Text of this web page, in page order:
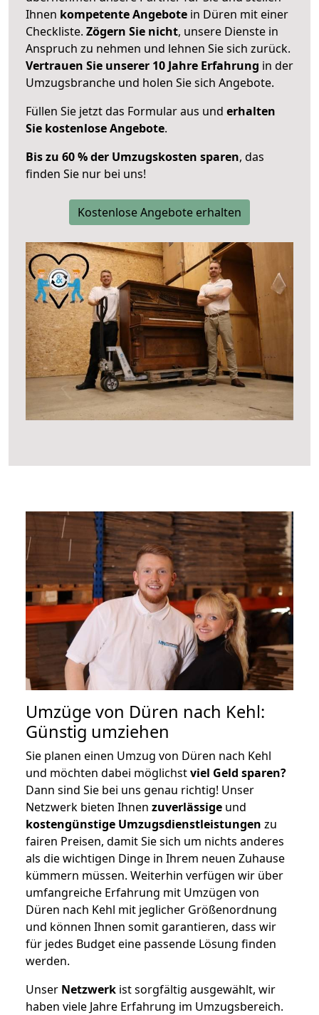
Ihnen kompetente Angebote in Düren mit einer
Checkliste. Zögern Sie nicht, unsere Dienste in
Anspruch zu nehmen und lehnen Sie sich zurück.
Vertrauen Sie unserer 10 Jahre Erfahrung in der
Umzugsbranche und holen Sie sich Angebote.
Füllen Sie jetzt das Formular aus und erhalten
Sie kostenlose Angebote.
Bis zu 60 % der Umzugskosten sparen, das
finden Sie nur bei uns!
Kostenlose Angebote erhalten
Umzüge von Düren nach Kehl:
Günstig umziehen
Sie planen einen Umzug von Düren nach Kehl
und möchten dabei möglichstviel Geld sparen?
Dann sind Sie bei uns genau richtig! Unser
Netzwerk bieten Ihnen zuverlässige und
kostengünstige Umzugsdienstleistungen zu
fairen Preisen, damit Sie sich um nichts anderes
als die wichtigen Dinge in Ihrem neuen Zuhause
kümmern müssen. Weiterhin verfügen wir über
umfangreiche Erfahrung mit Umzügen von
Düren nach Kehl mit jeglicher Größenordnung
und können Ihnen somit garantieren, dass wir
für jedes Budget eine passende Lösung finden
werden.
Unser Netzwerk ist sorgfältig ausgewählt, wir
haben viele Jahre Erfahrung im Umzugsbereich.